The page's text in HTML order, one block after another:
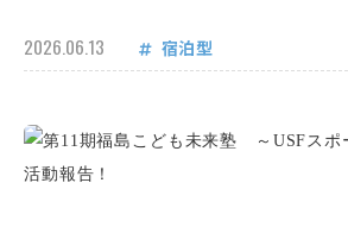
2026.06.13 宿泊型